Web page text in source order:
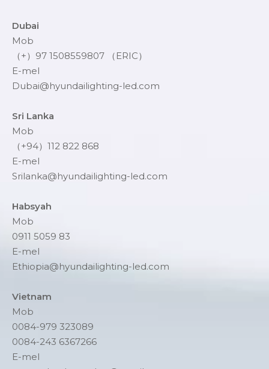
Dubai
Mob
（+）97 1508559807 （ERIC）
E-mel
Dubai@hyundailighting-led.com
Sri Lanka
Mob
（+94）112 822 868
E-mel
Srilanka@hyundailighting-led.com
Habsyah
Mob
0911 5059 83
E-mel
Ethiopia@hyundailighting-led.com
Vietnam
Mob
0084-979 323089
0084-243 6367266
E-mel